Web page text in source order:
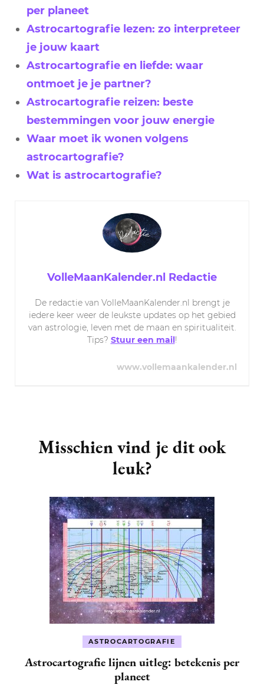
per planeet
Astrocartografie lezen: zo interpreteer
je jouw kaart
Astrocartografie en liefde: waar
ontmoet je je partner?
Astrocartografie reizen: beste
bestemmingen voor jouw energie
Waar moet ik wonen volgens
astrocartografie?
Wat is astrocartografie?
VolleMaanKalender.nl Redactie
De redactie van VolleMaanKalender.nl brengt je
iedere keer weer de leukste updates op het gebied
van astrologie, leven met de maan en spiritualiteit.
Tips? Stuur een mail!
www.vollemaankalender.nl
Navigation
Misschien vind je dit ook
leuk?
ASTROCARTOGRAFIE
Astrocartografie lijnen uitleg: betekenis per
planeet